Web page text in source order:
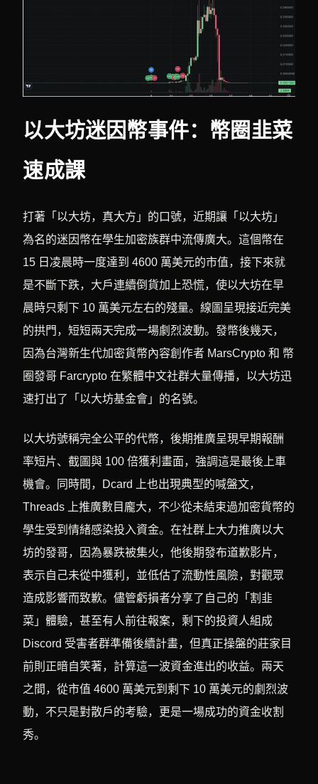
以大坊迷因幣事件：幣圈韭菜
速成課
打著「以大坊，真大方」的口號，近期讓「以大坊」
為名的迷因幣在學生加密族群中流傳廣大。這個幣在
15 日凌晨時一度達到 4600 萬美元的市值，接下來就
是不斷下跌，大戶連續倒貨加上恐慌，使以大坊在早
晨時只剩下 10 萬美元左右的殘量。線圖呈現接近完美
的拱門，短短兩天完成一場劇烈波動。發幣後幾天，
因為台灣新生代加密貨幣內容創作者 MarsCrypto 和 幣
圈發哥 Farcrypto 在繁體中文社群大量傳播，以大坊迅
速打出了「以大坊基金會」的名號。
以大坊號稱完全公平的代幣，後期推廣呈現早期報酬
率短片、截圖與 100 倍獲利畫面，強調這是最後上車
機會。同時間，Dcard 上也出現典型的喊盤文，
Threads 上推廣數目龐大，不少從未結束過加密貨幣的
學生受到情緒感染投入資金。在社群上大力推廣以大
坊的發哥，因為暴跌被集火，他後期發布道歉影片，
表示自己未從中獲利，並低估了流動性風險，對觀眾
造成影響而致歉。儘管虧損者分享了自己的「割韭
菜」體驗，甚至有人前往報案，剩下的投資人組成
Discord 受害者群準備後續計畫，但真正操盤的莊家目
前則正暗自笑著，計算這一波資金進出的收益。兩天
之間，從市值 4600 萬美元到剩下 10 萬美元的劇烈波
動，不只是對散戶的考驗，更是一場成功的資金收割
秀。